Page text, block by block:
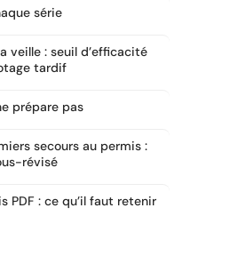
série
veille : seuil d’efficacité
tardif
prépare pas
secours au permis :
révisé
PDF : ce qu’il faut retenir